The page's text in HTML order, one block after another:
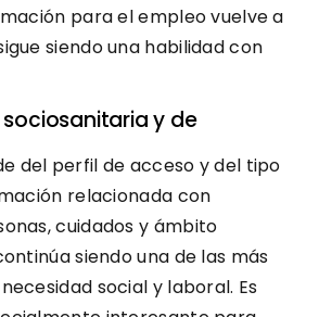
para el empleo vuelve a
siendo una habilidad con
y de
del perfil de acceso y del tipo
relacionada con
cuidados y ámbito
siendo una de las más
social y laboral. Es